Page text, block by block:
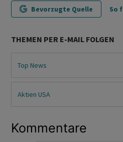
Bevorzugte Quelle So
THEMEN PER E-MAIL FOLGEN
Top News
Aktien USA
Kommentare